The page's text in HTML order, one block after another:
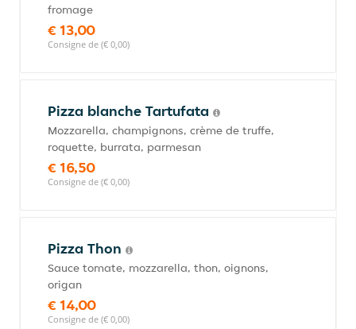
fromage
€ 13,00
Consigne de (€ 0,00)
Pizza blanche Tartufata
Mozzarella, champignons, crème de truffe,
roquette, burrata, parmesan
€ 16,50
Consigne de (€ 0,00)
Pizza Thon
Sauce tomate, mozzarella, thon, oignons,
origan
€ 14,00
Consigne de (€ 0,00)